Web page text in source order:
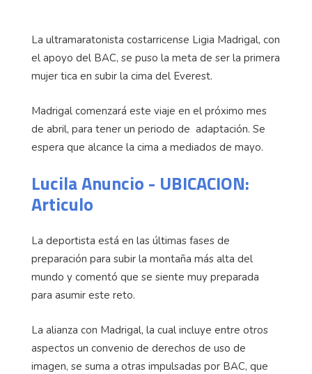
La ultramaratonista costarricense Ligia Madrigal, con
el apoyo del BAC, se puso la meta de ser la primera
mujer tica en subir la cima del Everest.
Madrigal comenzará este viaje en el próximo mes
de abril, para tener un periodo de adaptación. Se
espera que alcance la cima a mediados de mayo.
Lucila Anuncio - UBICACION:
Articulo
La deportista está en las últimas fases de
preparación para subir la montaña más alta del
mundo y comentó que se siente muy preparada
para asumir este reto.
La alianza con Madrigal, la cual incluye entre otros
aspectos un convenio de derechos de uso de
imagen, se suma a otras impulsadas por BAC, que